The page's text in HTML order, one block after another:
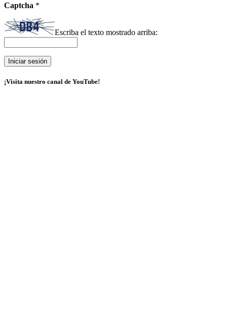
Captcha *
Escriba el texto mostrado arriba:
¡Visita nuestro canal de YouTube!